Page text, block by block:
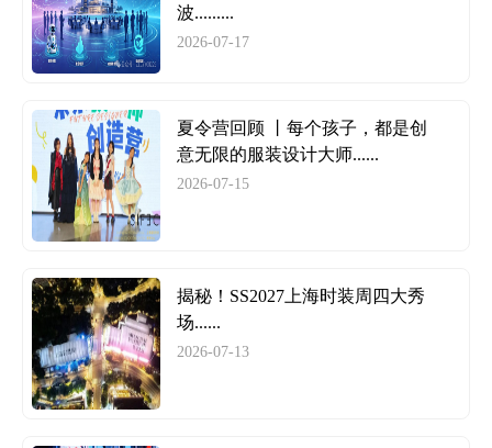
波.........
2026-07-17
夏令营回顾 丨每个孩子，都是创
意无限的服装设计大师......
2026-07-15
揭秘！SS2027上海时装周四大秀
场......
2026-07-13